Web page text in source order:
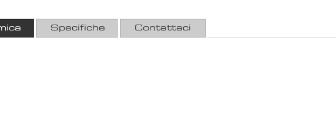
Specifiche Contattaci